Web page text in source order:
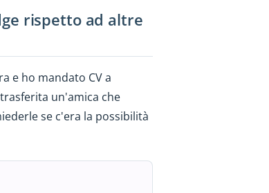
rispetto ad altre
e ho mandato CV a
un'amica che
se c'era la possibilità